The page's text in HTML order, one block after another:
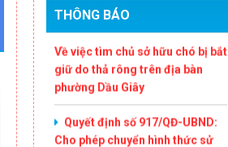
THÔNG BÁO
Thông báo số 4780/TB-UBND:
Về việc tìm chủ sở hữu chó bị bắt
giữ do thả rông trên địa bàn
phường Dầu Giây
Quyết định số 917/QĐ-UBND:
Cho phép chuyển hình thức sử
dụng đất đối với ông Nguyễn